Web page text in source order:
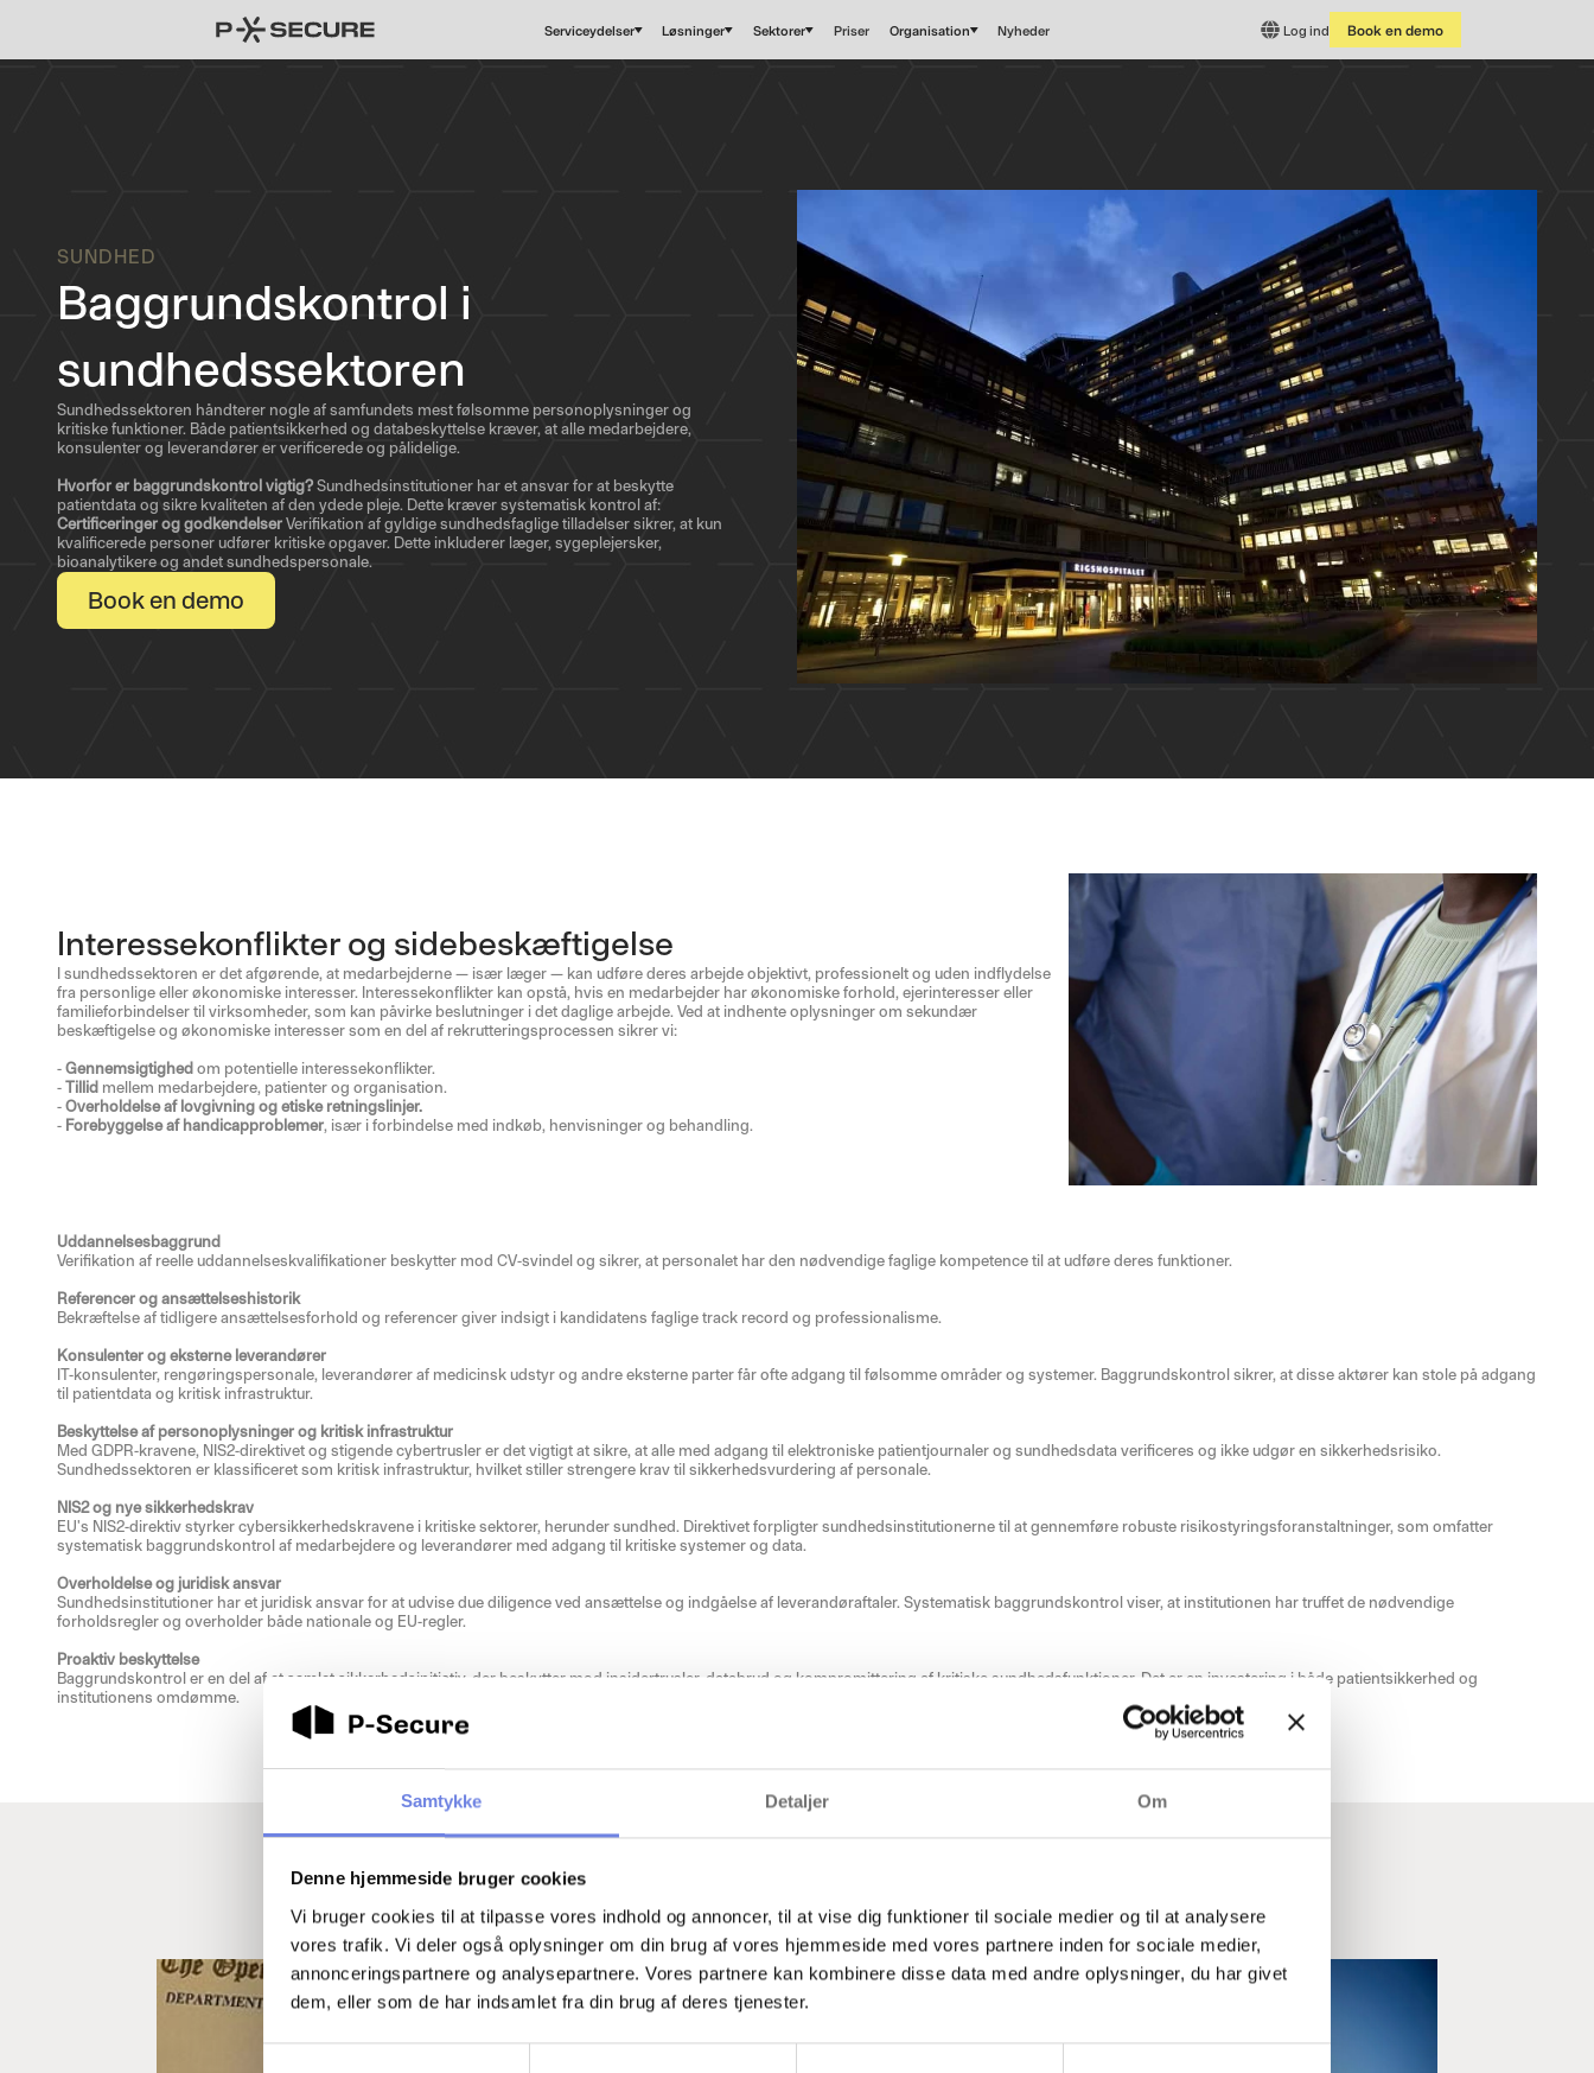
Samtykke Detaljer Om
Denne hjemmeside bruger cookies
Vi bruger cookies til at tilpasse vores indhold og annoncer, til at vise dig funktioner til sociale medier og til at analysere
vores trafik. Vi deler også oplysninger om din brug af vores hjemmeside med vores partnere inden for sociale medier,
annonceringspartnere og analysepartnere. Vores partnere kan kombinere disse data med andre oplysninger, du har givet
dem, eller som de har indsamlet fra din brug af deres tjenester.
Serviceydelser Løsninger Sektorer Priser Organisation Nyheder Log ind Book en demo
SUNDHED
Baggrundskontrol i
sundhedssektoren
Sundhedssektoren håndterer nogle af samfundets mest følsomme personoplysninger og
kritiske funktioner. Både patientsikkerhed og databeskyttelse kræver, at alle medarbejdere,
konsulenter og leverandører er verificerede og pålidelige.
Hvorfor er baggrundskontrol vigtig? Sundhedsinstitutioner har et ansvar for at beskytte
patientdata og sikre kvaliteten af den ydede pleje. Dette kræver systematisk kontrol af:
Certificeringer og godkendelser Verifikation af gyldige sundhedsfaglige tilladelser sikrer, at kun
kvalificerede personer udfører kritiske opgaver. Dette inkluderer læger, sygeplejersker,
bioanalytikere og andet sundhedspersonale.
Book en demo
Interessekonflikter og sidebeskæftigelse
I sundhedssektoren er det afgørende, at medarbejderne — især læger — kan udføre deres arbejde objektivt, professionelt og uden indflydelse
fra personlige eller økonomiske interesser. Interessekonflikter kan opstå, hvis en medarbejder har økonomiske forhold, ejerinteresser eller
familieforbindelser til virksomheder, som kan påvirke beslutninger i det daglige arbejde. Ved at indhente oplysninger om sekundær
beskæftigelse og økonomiske interesser som en del af rekrutteringsprocessen sikrer vi:
- Gennemsigtighed om potentielle interessekonflikter.
- Tillid mellem medarbejdere, patienter og organisation.
- Overholdelse af lovgivning og etiske retningslinjer.
- Forebyggelse af handicapproblemer, især i forbindelse med indkøb, henvisninger og behandling.
Uddannelsesbaggrund
Verifikation af reelle uddannelseskvalifikationer beskytter mod CV-svindel og sikrer, at personalet har den nødvendige faglige kompetence til at udføre deres funktioner.
Referencer og ansættelseshistorik
Bekræftelse af tidligere ansættelsesforhold og referencer giver indsigt i kandidatens faglige track record og professionalisme.
Konsulenter og eksterne leverandører
IT-konsulenter, rengøringspersonale, leverandører af medicinsk udstyr og andre eksterne parter får ofte adgang til følsomme områder og systemer. Baggrundskontrol sikrer, at disse aktører kan stole på adgang
til patientdata og kritisk infrastruktur.
Beskyttelse af personoplysninger og kritisk infrastruktur
Med GDPR-kravene, NIS2-direktivet og stigende cybertrusler er det vigtigt at sikre, at alle med adgang til elektroniske patientjournaler og sundhedsdata verificeres og ikke udgør en sikkerhedsrisiko.
Sundhedssektoren er klassificeret som kritisk infrastruktur, hvilket stiller strengere krav til sikkerhedsvurdering af personale.
NIS2 og nye sikkerhedskrav
EU's NIS2-direktiv styrker cybersikkerhedskravene i kritiske sektorer, herunder sundhed. Direktivet forpligter sundhedsinstitutionerne til at gennemføre robuste risikostyringsforanstaltninger, som omfatter
systematisk baggrundskontrol af medarbejdere og leverandører med adgang til kritiske systemer og data.
Overholdelse og juridisk ansvar
Sundhedsinstitutioner har et juridisk ansvar for at udvise due diligence ved ansættelse og indgåelse af leverandøraftaler. Systematisk baggrundskontrol viser, at institutionen har truffet de nødvendige
forholdsregler og overholder både nationale og EU-regler.
Proaktiv beskyttelse
Baggrundskontrol er en del af et samlet sikkerhedsinitiativ, der beskytter mod insidertrusler, databrud og kompromittering af kritiske sundhedsfunktioner. Det er en investering i både patientsikkerhed og
institutionens omdømme.
Læs mere om truslerne i sundhedssektoren
Nedenfor finder du artikler, der beskriver de trusler, der findes i sundhedssektoren.
Foto: Ukendt